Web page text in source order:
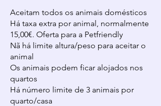
Aceitam todos os animais domésticos
Há taxa extra por animal, normalmente
15,00€. Oferta para a Petfriendly
Nã há limite altura/peso para aceitar o
animal
Os animais podem ficar alojados nos
quartos
Há número limite de 3 animais por
quarto/casa